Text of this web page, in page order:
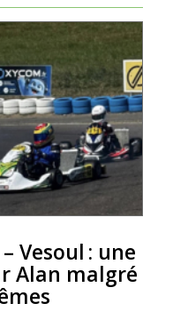
Vesoul : une
Alan malgré